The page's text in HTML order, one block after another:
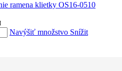
ramena klietky OS16-0510
Navýšiť množstvo Snížit